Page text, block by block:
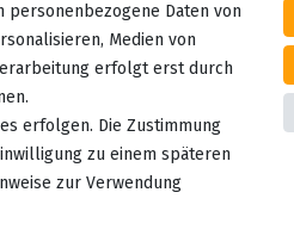
personenbezogene Daten von
Medien von
erfolgt erst durch
erfolgen. Die Zustimmung
zu einem späteren
zur Verwendung